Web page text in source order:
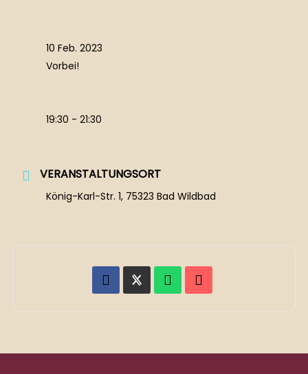
10 Feb. 2023
Vorbei!
19:30 - 21:30
VERANSTALTUNGSORT
König-Karl-Str. 1, 75323 Bad Wildbad